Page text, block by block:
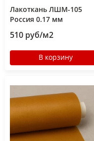
Лакоткань ЛШМ-105
Россия 0.17 мм
510 руб/м2
В корзину